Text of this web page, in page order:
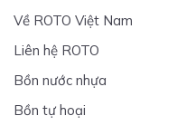
Về ROTO Việt Nam
Liên hệ ROTO
Bồn nước nhựa
Bồn tự hoại